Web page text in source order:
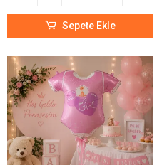
Sepete Ekle